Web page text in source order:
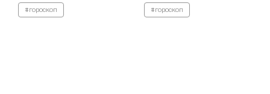
#гороскоп #гороскоп